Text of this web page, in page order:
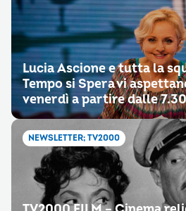
Lucia Ascione e tutta la
Tempo si Spera vi
venerdì a partire dalle
NEWSLETTER; TV2000